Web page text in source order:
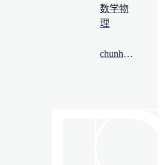
数学物
理
chunhaochen@bimsa.cn